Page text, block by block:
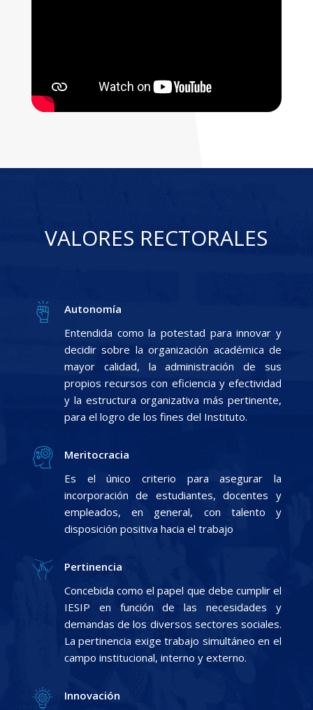
VALORES RECTORALES
Autonomía
Entendida como la potestad para innovar y
decidir sobre la organización académica de
mayor calidad, la administración de sus
propios recursos con eficiencia y efectividad
y la estructura organizativa más pertinente,
para el logro de los fines del Instituto.
Meritocracia
Es el único criterio para asegurar la
incorporación de estudiantes, docentes y
empleados, en general, con talento y
disposición positiva hacia el trabajo
Pertinencia
Concebida como el papel que debe cumplir el
IESIP en función de las necesidades y
demandas de los diversos sectores sociales.
La pertinencia exige trabajo simultáneo en el
campo institucional, interno y externo.
Innovación